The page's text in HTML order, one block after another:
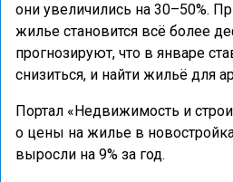
они увеличились на 30–50%.
жилье становится всё более
прогнозируют, что в январе
снизиться, и найти жильё для
Портал «Недвижимость и
о цены на жилье в
выросли на 9% за год.